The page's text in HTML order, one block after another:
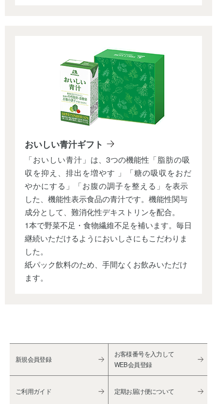
おいしい青汁ギフト
「おいしい青汁」 は、3つの機能性 「脂肪の吸
収を抑え、排出を増やす 」「糖の吸収をおだ
やかにする」「お腹の調子を整える」 を表示
した、機能性表示食品の青汁です。機能性関与
成分として、難消化性デキストリンを配合。
1本で野菜不足・食物繊維不足を補います。毎日
継続いただけるようにおいしさにもこだわりま
した。
紙パック飲料のため、手間なくお飲みいただけ
ます。
新規会員登録
お客様番号を入力して
WEB会員登録
ご利用ガイド 定期お届け便について